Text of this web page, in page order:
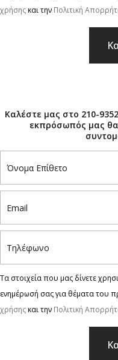
χρήσηςκαι την Πολιτική
Καλέστε μας στο 210-
εκπρόσωπός μας θα
Τα στοιχεία που μας δίνετε
ενημέρωσή σας για θέματα του
χρήσηςκαι την Πολιτική